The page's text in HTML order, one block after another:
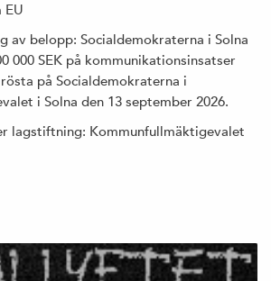
EU
av belopp: Socialdemokraterna i Solna
000 SEK på kommunikationsinsatser
på Socialdemokraterna i
i Solna den 13 september 2026.
lagstiftning: Kommunfullmäktigevalet